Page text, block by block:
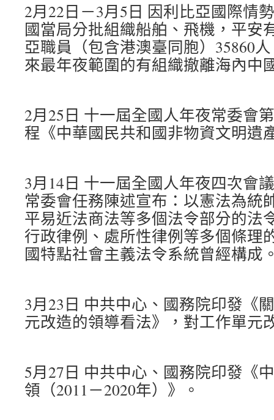
2月22日－3月5日 因利比亞國際情
國當局分批組織船舶、飛機，平安
亞職員（包含港澳臺同胞）35860
來最年夜範圍的有組織撤離海內中
2月25日 十一屆全國人年夜常委會
程《中華國民共和國非物資文明遺
3月14日 十一屆全國人年夜四次會
常委會任務陳述宣布：以憲法為統
平易近法商法等多個法令部分的法
行政律例、處所性律例等多個條理
國特點社會主義法令系統曾經構成
3月23日 中共中心、國務院印發《
元改造的領導看法》，對工作單元
5月27日 中共中心、國務院印發《
領（2011－2020年）》。